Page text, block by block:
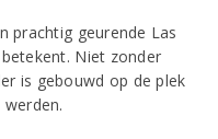
prachtig geurende Las
betekent. Niet zonder
is gebouwd op de plek